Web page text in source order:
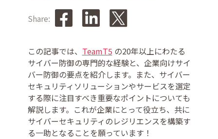
お問い合わせ
Share:
この記事では、 TeamT5 の20年以上にわたる
サイバー防御の専門的な経験と、企業向けサイ
バー防御の要点を紹介します。また、サイバー
セキュリティソリューションやサービスを選定
する際に注目すべき重要なポイントについても
解説します。これが企業にとって役立ち、共に
サイバーセキュリティのレジリエンスを構築す
る一助となることを願っています！